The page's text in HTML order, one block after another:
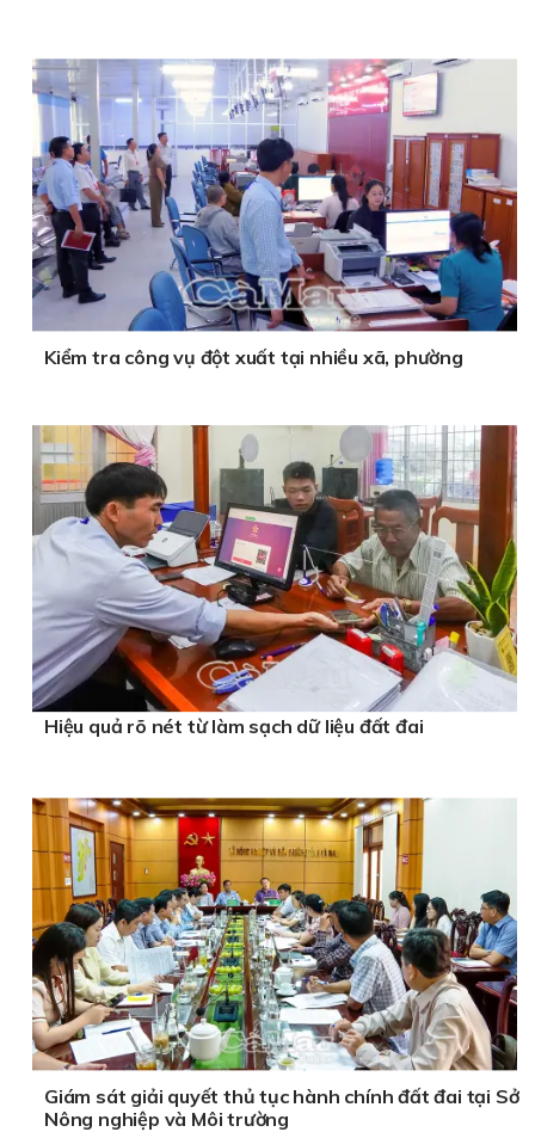
Kiểm tra công vụ đột xuất tại nhiều xã, phường
Hiệu quả rõ nét từ làm sạch dữ liệu đất đai
Giám sát giải quyết thủ tục hành chính đất đai tại Sở
Nông nghiệp và Môi trường